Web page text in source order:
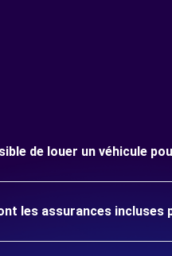
de louer un véhicule
les assurances incluses